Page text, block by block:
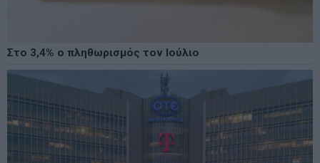
Στο 3,4% ο πληθωρισμός τον Ιούλιο